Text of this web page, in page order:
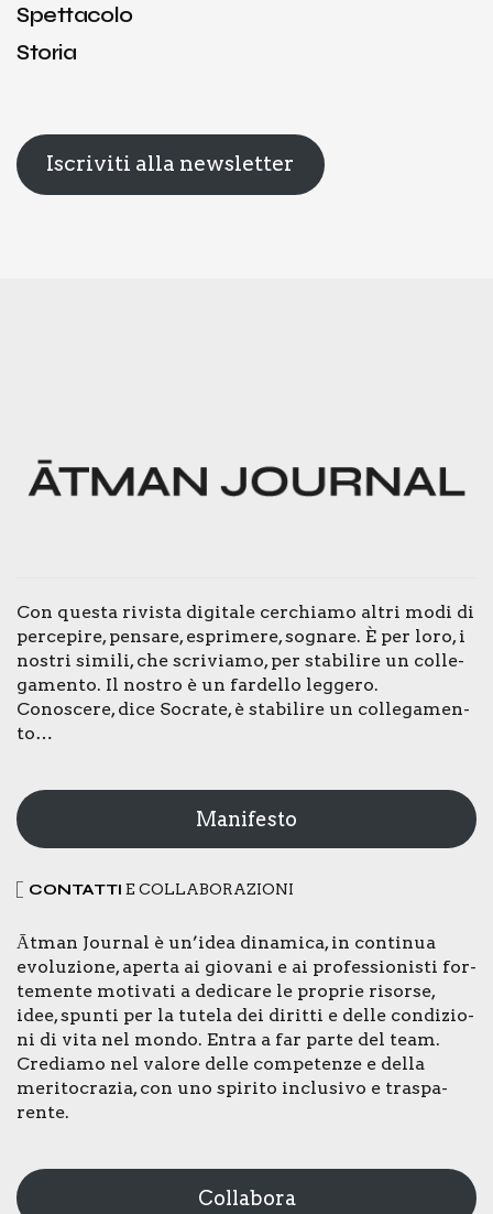
Spettacolo
Storia
Iscriviti alla newsletter
Con que­sta rivi­sta digi­ta­le cer­chia­mo altri modi di
per­ce­pi­re, pen­sa­re, espri­me­re, sogna­re. È per loro, i
nostri simi­li, che scri­via­mo, per sta­bi­li­re un col­le­
ga­men­to. Il nostro è un far­del­lo leg­ge­ro.
Cono­sce­re, dice Socra­te, è sta­bi­li­re un col­le­ga­men­
to…
Manifesto
CON­TAT­TI E COL­LA­BO­RA­ZIO­NI
Ātman Jour­nal è un’idea dina­mi­ca, in con­ti­nua
evo­lu­zio­ne, aper­ta ai gio­va­ni e ai pro­fes­sio­ni­sti for­
te­men­te moti­va­ti a dedi­ca­re le pro­prie risor­se,
idee, spun­ti per la tute­la dei dirit­ti e del­le con­di­zio­
ni di vita nel mon­do. Entra a far par­te del team.
Cre­dia­mo nel valo­re del­le com­pe­ten­ze e del­la
meri­to­cra­zia, con uno spi­ri­to inclu­si­vo e tra­spa­
ren­te.
Collabora